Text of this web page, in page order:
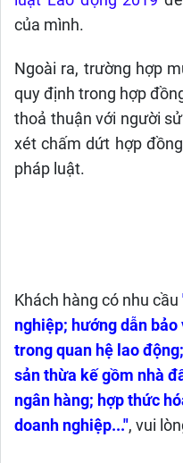
của mình.
Ngoài ra, trường hợp
quy định trong hợp
thoả thuận với người
xét chấm dứt hợp
pháp luật.
Khách hàng có nhu cầu
nghiệp; hướng dẫn
trong quan hệ lao
sản thừa kế gồm nhà
ngân hàng; hợp thức
doanh nghiệp...", vui